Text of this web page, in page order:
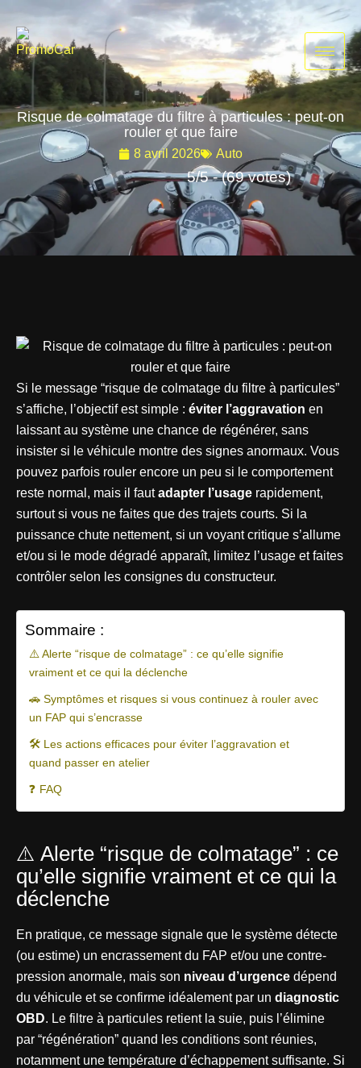
contenu
Risque de colmatage du filtre à particules : peut-on
rouler et que faire
8 avril 2026 Auto
5/5 - (69 votes)
Si le message “risque de colmatage du filtre à particules”
s’affiche, l’objectif est simple : éviter l’aggravation en
laissant au système une chance de régénérer, sans
insister si le véhicule montre des signes anormaux. Vous
pouvez parfois rouler encore un peu si le comportement
reste normal, mais il fautadapter l’usage rapidement,
surtout si vous ne faites que des trajets courts. Si la
puissance chute nettement, si un voyant critique s’allume
et/ou si le mode dégradé apparaît, limitez l’usage et faites
contrôler selon les consignes du constructeur.
Sommaire :
⚠️ Alerte “risque de colmatage” : ce qu’elle signifie
vraiment et ce qui la déclenche
🚗 Symptômes et risques si vous continuez à rouler avec
un FAP qui s’encrasse
🛠️ Les actions efficaces pour éviter l’aggravation et
quand passer en atelier
❓ FAQ
⚠️ Alerte “risque de colmatage” : ce
qu’elle signifie vraiment et ce qui la
déclenche
En pratique, ce message signale que le système détecte
(ou estime) un encrassement du FAP et/ou une contre-
pression anormale, mais son niveau d’urgence dépend
du véhicule et se confirme idéalement par un diagnostic
OBD. Le filtre à particules retient la suie, puis l’élimine
par “régénération” quand les conditions sont réunies,
notamment une température d’échappement suffisante. Si